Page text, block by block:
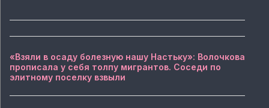
«Взяли в осаду болезную нашу Настьку»: Волочкова
прописала у себя толпу мигрантов. Соседи по
элитному поселку взвыли